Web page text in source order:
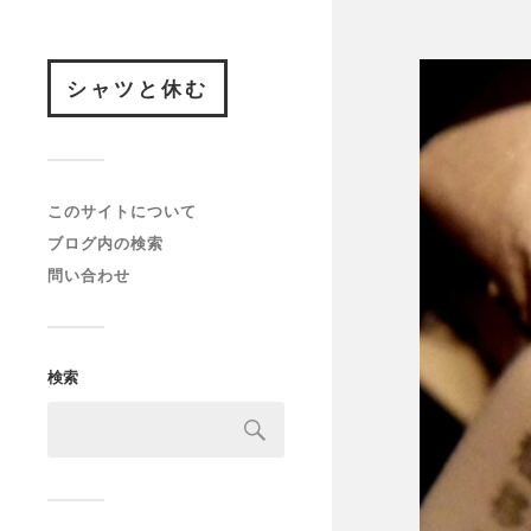
シャツと休む
このサイトについて
ブログ内の検索
問い合わせ
検索